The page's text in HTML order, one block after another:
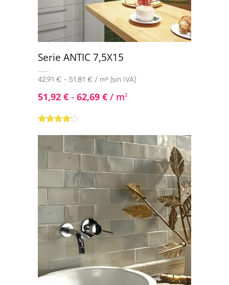
Serie ANTIC 7,5X15
42,91 € - 51,81 € / m² (sin IVA)
51,92 € - 62,69 € / m2
4.00